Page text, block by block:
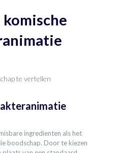
te vertellen
ingredienten als het
boodschap. Door te kiezen